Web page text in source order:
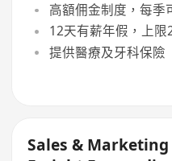
高額佣金制度，每季
12天有薪年假，上
提供醫療及牙科保險
Sales &